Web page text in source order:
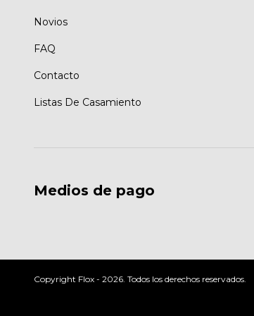
Novios
FAQ
Contacto
Listas De Casamiento
Medios de pago
Copyright Flox - 2026. Todos los derechos reservados.